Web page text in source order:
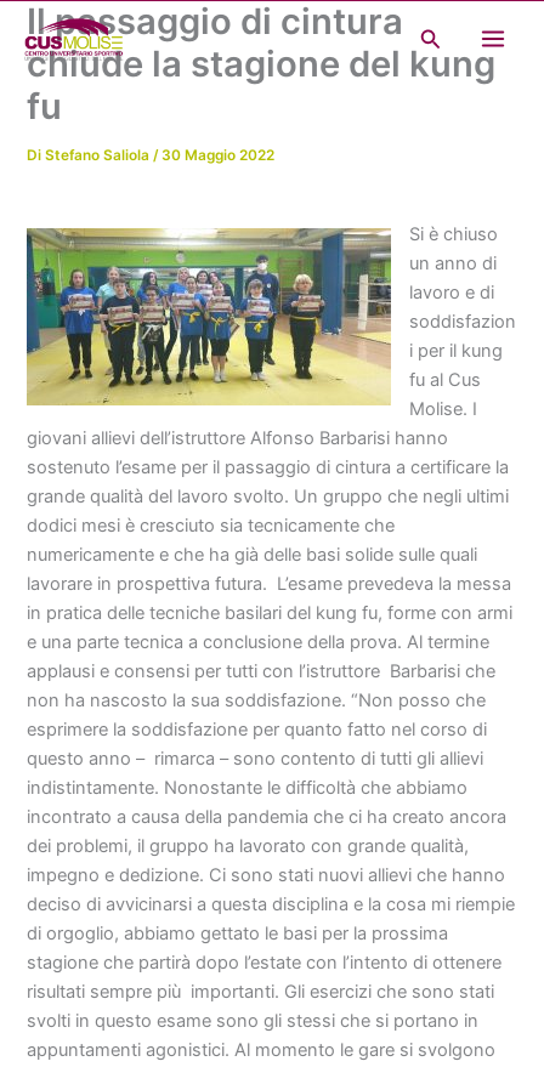
contenuto
Cerca
Il passaggio di cintura
chiude la stagione del kung
fu
DiStefano Saliola/30 Maggio 2022
Si è chiuso
un anno di
lavoro e di
soddisfazion
i per il kung
fu al Cus
Molise. I
giovani allievi dell’istruttore Alfonso Barbarisi hanno
sostenuto l’esame per il passaggio di cintura a certificare la
grande qualità del lavoro svolto. Un gruppo che negli ultimi
dodici mesi è cresciuto sia tecnicamente che
numericamente e che ha già delle basi solide sulle quali
lavorare in prospettiva futura. L’esame prevedeva la messa
in pratica delle tecniche basilari del kung fu, forme con armi
e una parte tecnica a conclusione della prova. Al termine
applausi e consensi per tutti con l’istruttore Barbarisi che
non ha nascosto la sua soddisfazione. “Non posso che
esprimere la soddisfazione per quanto fatto nel corso di
questo anno – rimarca – sono contento di tutti gli allievi
indistintamente. Nonostante le difficoltà che abbiamo
incontrato a causa della pandemia che ci ha creato ancora
dei problemi, il gruppo ha lavorato con grande qualità,
impegno e dedizione. Ci sono stati nuovi allievi che hanno
deciso di avvicinarsi a questa disciplina e la cosa mi riempie
di orgoglio, abbiamo gettato le basi per la prossima
stagione che partirà dopo l’estate con l’intento di ottenere
risultati sempre più importanti. Gli esercizi che sono stati
svolti in questo esame sono gli stessi che si portano in
appuntamenti agonistici. Al momento le gare si svolgono